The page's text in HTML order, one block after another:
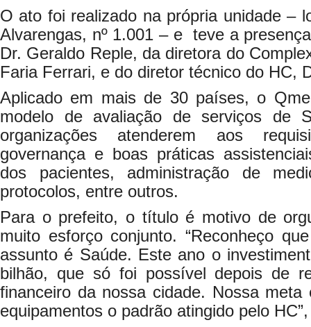
O ato foi realizado na própria unidade –
Alvarengas, nº 1.001 – e teve a
Dr. Geraldo Reple, da diretora do
Faria Ferrari, e do diretor técnico do HC,
Aplicado em mais de 30 países, o
modelo de avaliação de serviços de
organizações atenderem aos
governança e boas práticas
dos pacientes, administração de
protocolos, entre outros.
Para o prefeito, o título é motivo de
muito esforço conjunto. “Reconheço
assunto é Saúde. Este ano o
bilhão, que só foi possível depois de
financeiro da nossa cidade. Nossa
equipamentos o padrão atingido pelo